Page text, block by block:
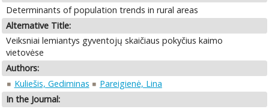
Determinants of population trends in rural areas
Alternative Title:
Veiksniai lemiantys gyventojų skaičiaus pokyčius kaimo
vietovėse
Authors:
Kuliešis, Gediminas
Pareigienė, Lina
In the Journal: